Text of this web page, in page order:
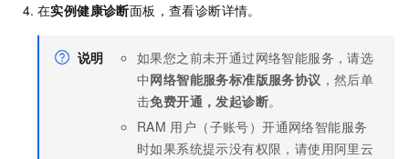
在实例健康诊断面板，查看诊断详情。
说明
如果您之前未开通过网络智能服务，请选
中网络智能服务标准版服务协议 ，然后单
击免费开通，发起诊断。
RAM 用户（子账号）开通网络智能服务
时如果系统提示没有权限，请使用阿里云